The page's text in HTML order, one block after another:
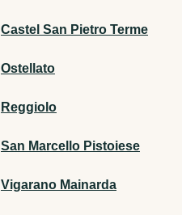
Castel San Pietro Terme
Ostellato
Reggiolo
San Marcello Pistoiese
Vigarano Mainarda